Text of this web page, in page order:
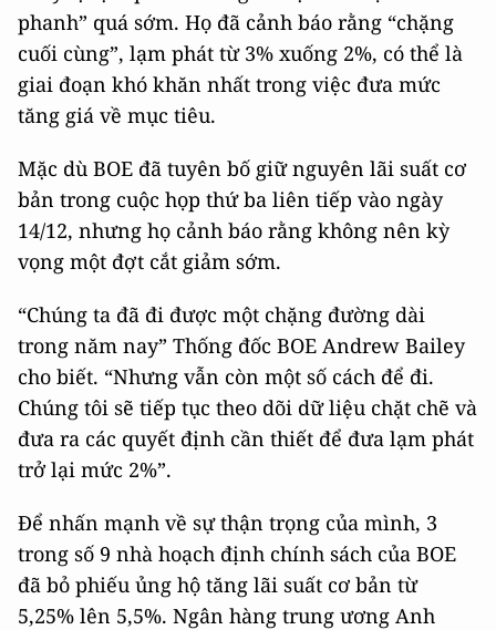
phanh” quá sớm. Họ đã cảnh báo rằng “chặng
cuối cùng”, lạm phát từ 3% xuống 2%, có thể là
giai đoạn khó khăn nhất trong việc đưa mức
tăng giá về mục tiêu.
Mặc dù BOE đã tuyên bố giữ nguyên lãi suất cơ
bản trong cuộc họp thứ ba liên tiếp vào ngày
14/12, nhưng họ cảnh báo rằng không nên kỳ
vọng một đợt cắt giảm sớm.
“Chúng ta đã đi được một chặng đường dài
trong năm nay” Thống đốc BOE Andrew Bailey
cho biết. “Nhưng vẫn còn một số cách để đi.
Chúng tôi sẽ tiếp tục theo dõi dữ liệu chặt chẽ và
đưa ra các quyết định cần thiết để đưa lạm phát
trở lại mức 2%”.
Để nhấn mạnh về sự thận trọng của mình, 3
trong số 9 nhà hoạch định chính sách của BOE
đã bỏ phiếu ủng hộ tăng lãi suất cơ bản từ
5,25% lên 5,5%. Ngân hàng trung ương Anh